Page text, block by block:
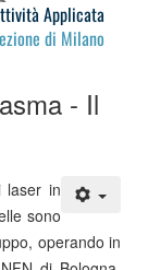
Applicata
di Milano
- Il
laser in
sono
operando in